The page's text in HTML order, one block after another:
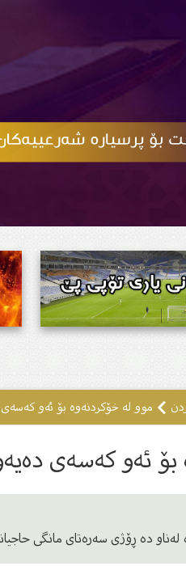
موو لە خۆکردنەوە بۆ ئەو
ئەو کەسەى
دە ڕۆژی سەرەتای مانگی